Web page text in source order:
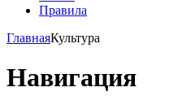
Правила
ГлавнаяКультура
Навигация